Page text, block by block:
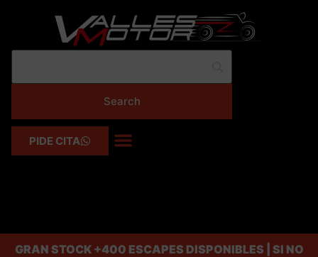
PIDE CITA
GRAN STOCK+400 ESCAPES DISPONIBLES | SI NO